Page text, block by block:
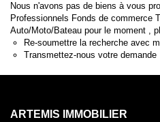
Nous n'avons pas de biens à vous
Professionnels Fonds de commerce
Auto/Moto/Bateau pour le moment ,
Re-soumettre la recherche avec
Transmettez-nous votre demande
ARTEMIS IMMOBILIER